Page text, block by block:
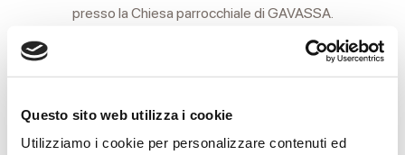
Questo sito web utilizza i cookie
Utilizziamo i cookie per personalizzare contenuti ed
presso la Chiesa parrocchiale di GAVASSA.
Al termine della funzione religiosa si proseguirà per il
La camera ardente sarà allestita presso la Casa Funeraria
Reverberi di via Terezin, 21 (orari 8.30 – 18.30).